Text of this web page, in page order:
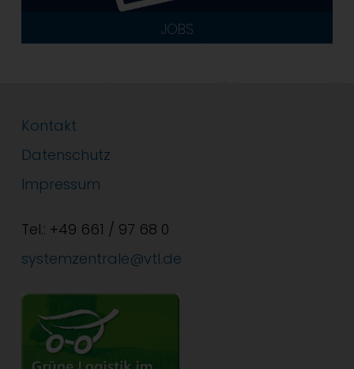
JOBS
Kontakt
Datenschutz
Impressum
Tel.: +49 661 / 97 68 0
systemzentrale@vtl.de